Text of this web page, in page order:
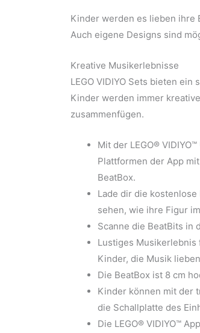
Kinder werden es lieben ihre
Auch eigene Designs sind
Kreative Musikerlebnisse
LEGO VIDIYO Sets bieten
Kinder werden immer
zusammenfügen.
Mit der LEGO®
Plattformen der App
BeatBox.
Lade dir die
sehen, wie ihre Figur
Scanne die BeatBits in
Lustiges Musikerlebnis
Kinder, die Musik
Die BeatBox ist 8 cm
Kinder können mit der
die Schallplatte des
Die LEGO® VIDIYO™